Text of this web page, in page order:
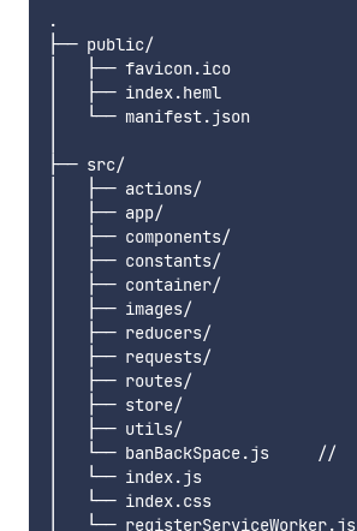
.
├── public/
│   ├── favicon.ico
│   ├── index.heml
│   └── manifest.json
├── src/
│   ├── actions/
│   ├── app/
│   ├── components/
│   ├── constants/
│   ├── container/
│   ├── images/
│   ├── reducers/
│   ├── requests/
│   ├── routes/
│   ├── store/
│   ├── utils/
│   └── banBackSpace.js     //
│   └── index.js
│   └── index.css
│   └── registerServiceWorker.js